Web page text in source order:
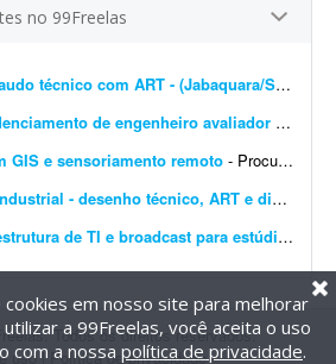
no 99Freelas
Vistoria estrutural e laudo técnico com ART - (Jabaquara/SP)
Consultoria para credenciamento de engenheiro avaliador de imóveis
GIS e sensoriamento remoto - Procuro especialista em GIS e sensoriamento remoto para apoiar um estudo técnico sobre a abrangência territorial e os impactos socioambientais de 13 instrumentos de manejo pesqueiro lo...
Projeto de exaustão industrial - desenho técnico, ART e dimensionamento
Implantação de infraestrutura de TI e broadcast para estúdio-
Todos os direitos reservados.
uso| Política de privacidade
em nosso site para melhorar
a 99Freelas, você aceita o uso
com a nossa política de privacidade.